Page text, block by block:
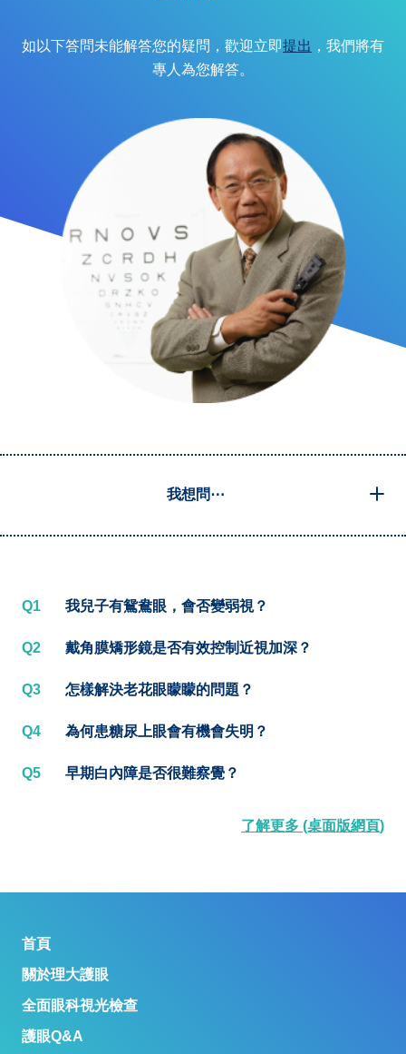
如以下答問未能解答您的疑問，歡迎立即提出 ，我們將有
專人為您解答。
我想問⋯
Q1 我兒子有鴛鴦眼，會否變弱視？
Q2 戴角膜矯形鏡是否有效控制近視加深？
Q3 怎樣解決老花眼矇矇的問題？
Q4 為何患糖尿上眼會有機會失明？
Q5 早期白內障是否很難察覺？
了解更多 (桌面版網頁)
首頁
關於理大護眼
全面眼科視光檢查
護眼Q&A